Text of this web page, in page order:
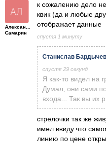
Александр
Самарин
к сожалению дело
квик (да и любые
отображает данные
спустя 1 минуту
Станислав Бардычев
спустя 29 секунд
Я как-то видел на
Думал, они сами
входа... Так вы их
стрелочки так же
имел ввиду что
линию по цене